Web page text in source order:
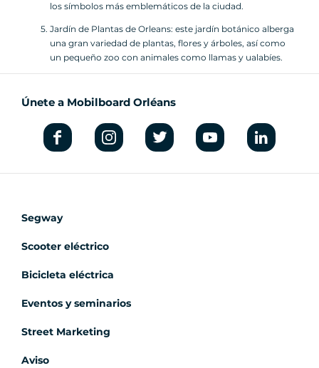
los símbolos más emblemáticos de la ciudad.
Jardín de Plantas de Orleans: este jardín botánico alberga
una gran variedad de plantas, flores y árboles, así como
un pequeño zoo con animales como llamas y ualabíes.
Únete a Mobilboard Orléans
Segway
Scooter eléctrico
Bicicleta eléctrica
Eventos y seminarios
Street Marketing
Aviso